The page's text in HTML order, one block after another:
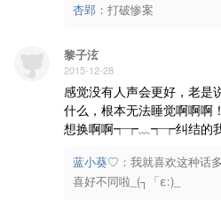
杏郢 ： 打破惨案
黎子泫
2015-12-28
感觉没有人声会更好，老是
什么，根本无法睡觉啊啊啊
想换啊啊┭┮﹏┭┮纠结的
蓝小葵♡ ： 我就喜欢这种话
喜好不同啦_(┐「ε:)_